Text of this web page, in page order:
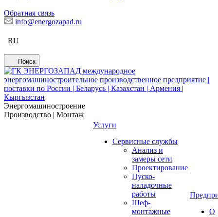
Обратная связь
info@energozapad.ru
RU
Поиск
Энергомашиностроение
Производство | Монтаж
Услуги
Сервисные службы
Анализ и
замеры сети
Проектирование
Пуско-
наладочные
работы
Шеф-
монтажные
О